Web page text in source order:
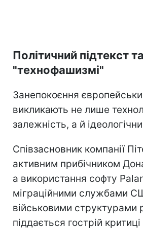
Політичний підтекст
"технофашизмі"
Занепокоєння
викликають не лише
залежність, а й
Співзасновник компанії
активним прибічником
а використання софту
міграційними службами
військовими структурами
піддається гострій